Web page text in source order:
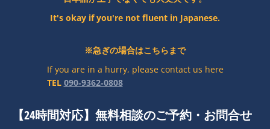
It's okay if you're not fluent in Japanese.
※急ぎの場合はこちらまで
If you are in a hurry, please contact us here
TEL 090‐9362‐0808
【24時間対応】無料相談のご予約・お問合せ